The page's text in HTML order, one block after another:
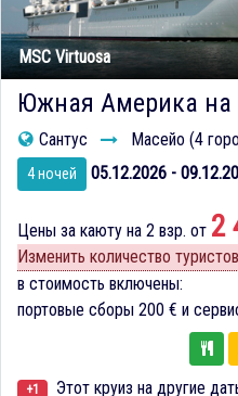
MSC Virtuosa
Южная Америка на
Сантус Масейо (4
4 ночей 05.12.2026 -
Цены за каюту на 2 взр. от 2
Изменить количество туристов
в стоимость включены:
портовые сборы 200 € и
+1 Этот круиз на другие